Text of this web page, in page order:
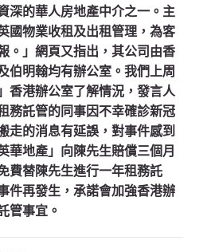
深的華人房地產中介之一。主
國物業收租及出租管理，為客
。」網頁又指出，其公司由香
伯明翰均有辦公室。我們上周
香港辦公室了解情況，發言人
務託管的同事因不幸確診新冠
走的消息有延誤，對事件感到
華地產」向陳先生賠償三個月
費替陳先生進行一年租務託
件再發生，承諾會加強香港辦
管事宜。